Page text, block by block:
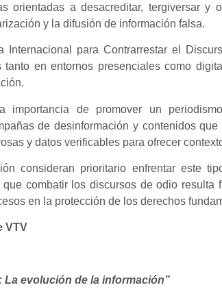
orientadas a desacreditar, tergiversar
y la difusión de información falsa.
Internacional para Contrarrestar el
tanto en entornos presenciales como
importancia de promover un
de desinformación y contenidos
y datos verificables para ofrecer
consideran prioritario enfrentar este
combatir los discursos de odio
en la protección de los derechos
VTV
La evolución de la información”